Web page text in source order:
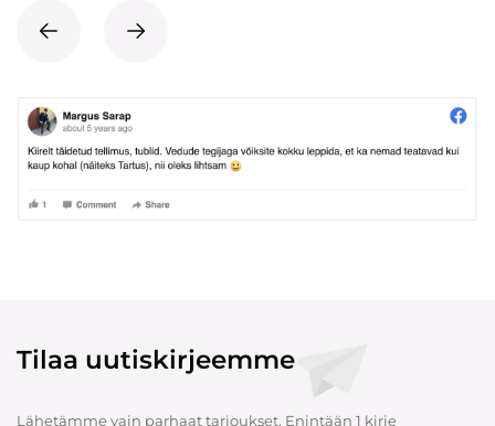
Tilaa uutiskirjeemme
Lähetämme vain parhaat tarjoukset. Enintään 1 kirje